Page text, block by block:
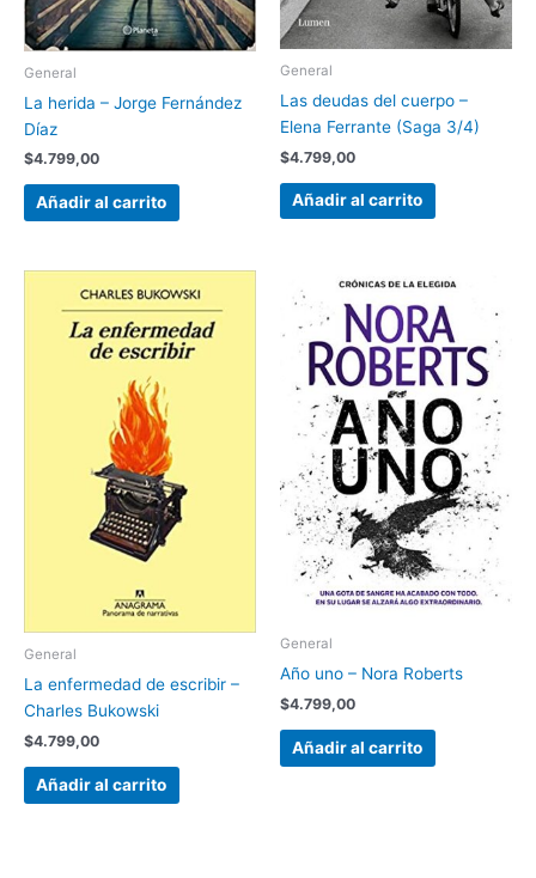
General
La herida – Jorge Fernández
Díaz
$4.799,00
Añadir al carrito
General
Las deudas del cuerpo –
Elena Ferrante (Saga 3/4)
$4.799,00
Añadir al carrito
General
La enfermedad de escribir –
Charles Bukowski
$4.799,00
Añadir al carrito
General
Año uno – Nora Roberts
$4.799,00
Añadir al carrito